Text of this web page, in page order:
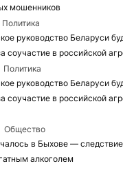
мошенников
Политика
руководство Беларуси
соучастие в российской
Политика
руководство Беларуси
соучастие в российской
Общество
в Быхове —
алкоголем